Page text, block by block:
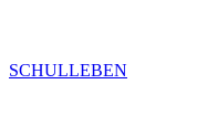
SCHULLEBEN